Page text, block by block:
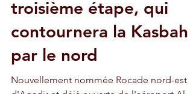
d'Agadir : feu vert à la
troisième étape, qui
contournera la Kasbah
par le nord